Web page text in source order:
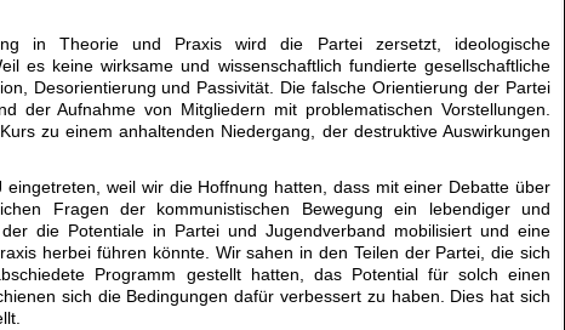
in Theorie und Praxis wird die Partei zersetzt, ideologische
es keine wirksame und wissenschaftlich fundierte gesellschaftliche
Desorientierung und Passivität. Die falsche Orientierung der Partei
der Aufnahme von Mitgliedern mit problematischen Vorstellungen.
zu einem anhaltenden Niedergang, der destruktive Auswirkungen
eingetreten, weil wir die Hoffnung hatten, dass mit einer Debatte über
Fragen der kommunistischen Bewegung ein lebendiger und
die Potentiale in Partei und Jugendverband mobilisiert und eine
herbei führen könnte. Wir sahen in den Teilen der Partei, die sich
Programm gestellt hatten, das Potential für solch einen
sich die Bedingungen dafür verbessert zu haben. Dies hat sich